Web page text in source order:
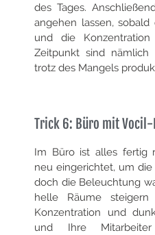
des Tages.
angehen lassen,
und die
Zeitpunkt sind nämlich
trotz des Mangels
Trick 6: Büro mit Vocil-
Im Büro ist alles fertig
neu eingerichtet, um
doch die Beleuchtung
helle Räume
Konzentration und
und Ihre